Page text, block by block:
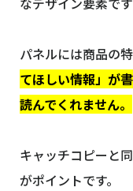
パネルには商品の
てほしい情報」が
読んでくれません。
キャッチコピーと
がポイントです。